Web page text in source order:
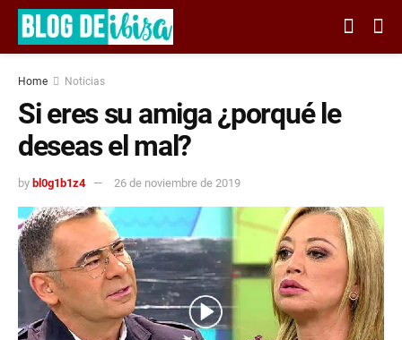
Home Noticias
Si eres su amiga ¿porqué le
deseas el mal?
by bl0g1b1z4 26 de noviembre de 2019